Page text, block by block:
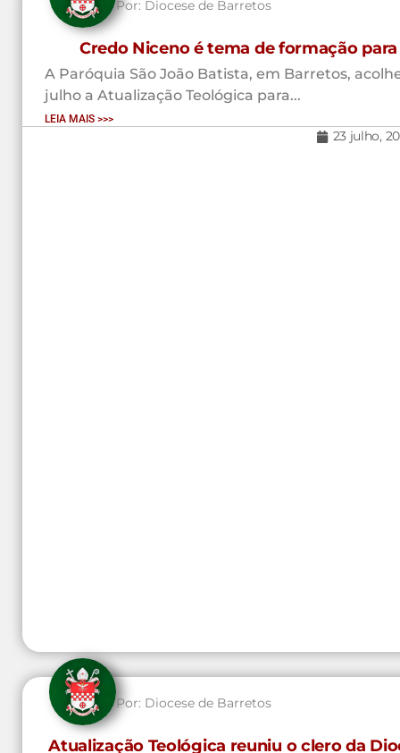
Por: Diocese de Barretos
Credo Niceno é tema de formação
A Paróquia São João Batista, em Barretos,
julho a Atualização Teológica para...
LEIA MAIS >>>
23 julho,
Por: Diocese de Barretos
Atualização Teológica reuniu o clero da